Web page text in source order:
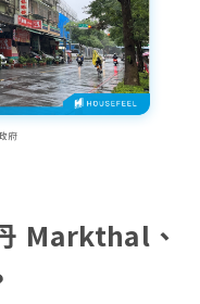
Markthal、